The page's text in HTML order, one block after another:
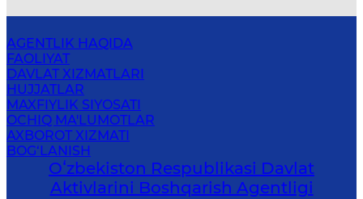
AGENTLIK HAQIDA
FAOLIYAT
DAVLAT XIZMATLARI
HUJJATLAR
MAXFIYLIK SIYOSATI
OCHIQ MA'LUMOTLAR
AXBOROT XIZMATI
BOG‘LANISH
Oʻzbekiston Respublikasi Davlat
Aktivlarini Boshqarish Agentligi